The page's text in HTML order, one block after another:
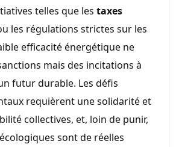
telles que les taxes
les régulations strictes sur les
efficacité énergétique ne
mais des incitations à
futur durable. Les défis
requièrent une solidarité et
collectives, et, loin de punir,
sont de réelles